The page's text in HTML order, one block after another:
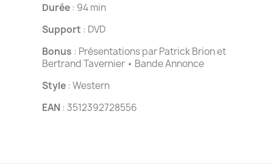
Durée: 94 min
Support : DVD
Bonus : Présentations par Patrick Brion et
Bertrand Tavernier • Bande Annonce
Style: Western
EAN : 3512392728556